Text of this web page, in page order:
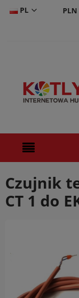
PL
Czujnik
CT 1 do